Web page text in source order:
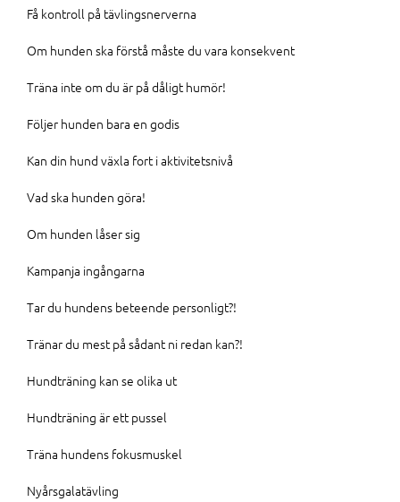
Få kontroll på tävlingsnerverna
Om hunden ska förstå måste du vara konsekvent
Träna inte om du är på dåligt humör!
Följer hunden bara en godis
Kan din hund växla fort i aktivitetsnivå
Vad ska hunden göra!
Om hunden låser sig
Kampanja ingångarna
Tar du hundens beteende personligt?!
Tränar du mest på sådant ni redan kan?!
Hundträning kan se olika ut
Hundträning är ett pussel
Träna hundens fokusmuskel
Nyårsgalatävling